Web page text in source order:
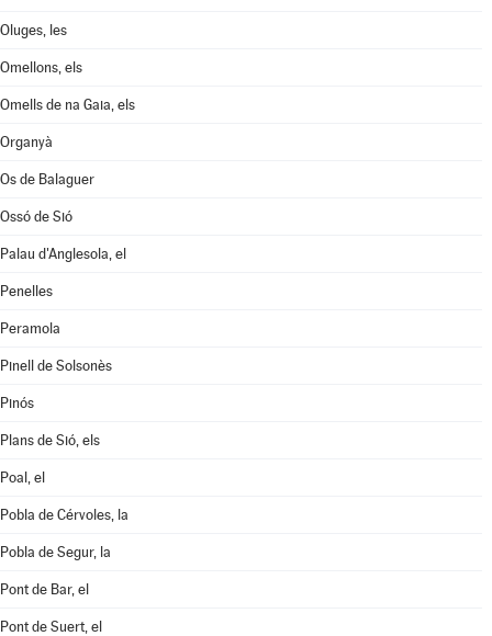
Oluges, les
Omellons, els
Omells de na Gaia, els
Organyà
Os de Balaguer
Ossó de Sió
Palau d'Anglesola, el
Penelles
Peramola
Pinell de Solsonès
Pinós
Plans de Sió, els
Poal, el
Pobla de Cérvoles, la
Pobla de Segur, la
Pont de Bar, el
Pont de Suert, el